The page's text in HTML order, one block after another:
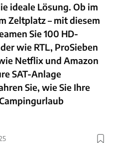
ideale Lösung. Ob im
Zeltplatz – mit diesem
Sie 100 HD-
wie RTL, ProSieben
Netflix und Amazon
SAT-Anlage
Sie, wie Sie Ihre